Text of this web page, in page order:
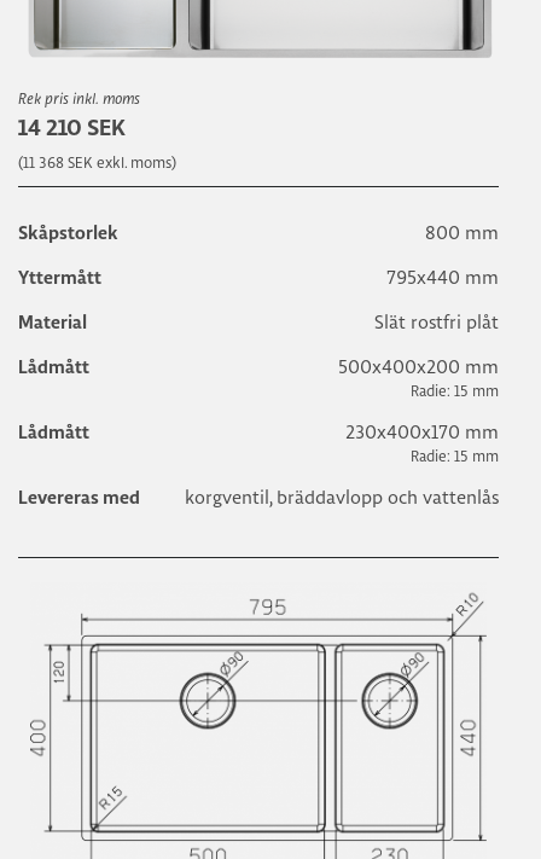
Rek pris inkl. moms
14 210 SEK
(11 368 SEK exkl. moms)
Skåpstorlek 800 mm
Yttermått 795x440 mm
Material Slät rostfri plåt
Lådmått 500x400x200 mm
Radie: 15 mm
Lådmått 230x400x170 mm
Radie: 15 mm
Levereras med korgventil, bräddavlopp och vattenlås